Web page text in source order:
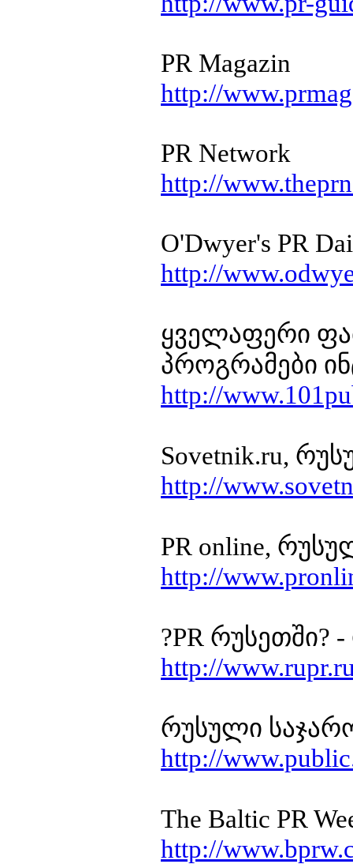
PR Magazin
http://
PR Network
http://
O'Dwyer's PR
http://
ყველაფერი
პროგრამები
http://
Sovetnik.ru,
http://
PR online,
http://
?PR
http://
რუსული
http://
The Baltic PR
http://